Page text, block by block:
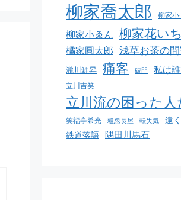
柳家喬太郎 柳家小
柳家小ゑん 柳家花いち
橘家圓太郎 浅草お茶の
瀧川鯉昇 痛客 破門 私は
立川吉笑
立川流の困った人
笑福亭希光 粗忽長屋 転失気
遠
鉄道落語
隅田川馬石